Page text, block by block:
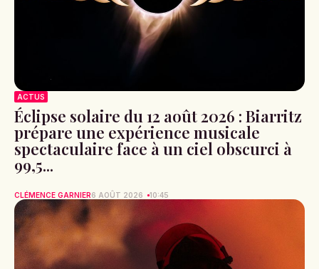
ACTUS
Éclipse solaire du 12 août 2026 : Biarritz
prépare une expérience musicale
spectaculaire face à un ciel obscurci à
99,5...
CLÉMENCE GARNIER6 AOÛT 2026 10:45